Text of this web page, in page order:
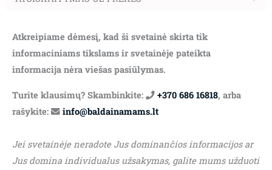
Atkreipiame dėmesį, kad ši svetainė skirta tik
informaciniams tikslams ir svetainėje pateikta
informacija nėra viešas pasiūlymas.
Turite klausimų? Skambinkite: +370 686 16818, arba
rašykite:
info@baldainamams.lt
Jei svetainėje neradote Jus dominančios informacijos ar
Jus domina individualus užsakymas, galite mums užduoti